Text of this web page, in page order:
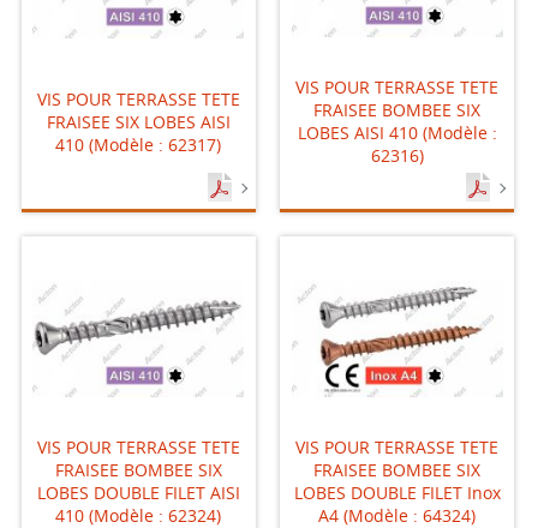
VIS POUR TERRASSE TETE
FRAISEE SIX LOBES AISI
410 (Modèle : 62317)
VIS POUR TERRASSE TETE
FRAISEE BOMBEE SIX
LOBES AISI 410 (Modèle :
62316)
VIS POUR TERRASSE TETE
FRAISEE BOMBEE SIX
LOBES DOUBLE FILET AISI
410 (Modèle : 62324)
VIS POUR TERRASSE TETE
FRAISEE BOMBEE SIX
LOBES DOUBLE FILET Inox
A4 (Modèle : 64324)